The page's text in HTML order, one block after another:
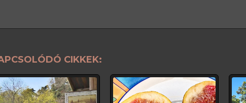
CIKKEK: